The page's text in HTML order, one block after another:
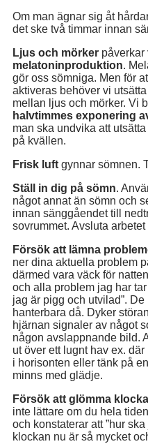
Om man ägnar sig åt
det ske två timmar innan
Ljus och mörker påverkar
melatoninproduktion.
gör oss sömniga. Men för
aktiveras behöver vi
mellan ljus och mörker. Vi
halvtimmes exponering
man ska undvika att
på kvällen.
Frisk luft gynnar sömnen.
Ställ in dig på sömn.
något annat än sömn och
innan sänggåendet till
sovrummet. Avsluta
Försök att lämna
ner dina aktuella problem
därmed vara väck för
och alla problem jag har
jag är pigg och utvilad”.
hanterbara då. Dyker
hjärnan signaler av något
någon avslappnande bild.
ut över ett lugnt hav ex.
i horisonten eller tänk på
minns med glädje.
Försök att glömma
inte lättare om du hela
och konstaterar att ”hur
klockan nu är så mycket